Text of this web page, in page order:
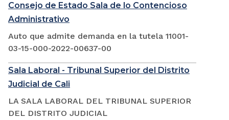
Consejo de Estado Sala de lo Contencioso
Administrativo
Auto que admite demanda en la tutela 11001-
03-15-000-2022-00637-00
Sala Laboral - Tribunal Superior del Distrito
Judicial de Cali
LA SALA LABORAL DEL TRIBUNAL SUPERIOR
DEL DISTRITO JUDICIAL